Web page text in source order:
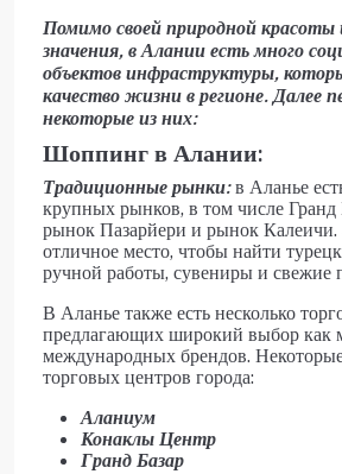
Помимо своей природной красоты
значения, в Алании есть много
объектов инфраструктуры,
качество жизни в регионе. Далее
некоторые из них:
Шоппинг в Алании:
Традиционные рынки:в Аланье
крупных рынков, в том числе Гранд
рынок Пазарйери и рынок
отличное место, чтобы найти
ручной работы, сувениры и свежие
В Аланье также есть несколько
предлагающих широкий выбор как
международных брендов.
торговых центров города:
Аланиум
Конаклы Центр
Гранд Базар